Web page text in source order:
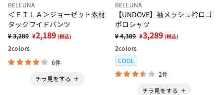
BELLUNA
＜ＦＩＬＡ＞ジョーゼット素材
タックワイドパンツ
¥ 3,289 ¥2,189 (税込)
2colors
6件
チラ見をする
BELLUNA
【UNDOVE】袖メッシュ衿ロゴ
ポロシャツ
¥ 4,389 ¥3,289 (税込)
2colors
COOL
2件
チラ見をする